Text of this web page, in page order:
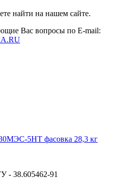
найти на нашем сайте.
Вас вопросы по E-mail:
5НТ фасовка 28,3 кг
- 38.605462-91